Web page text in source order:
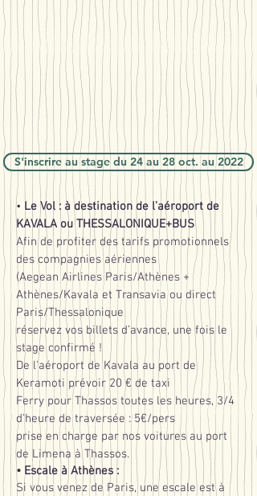
S'inscrire au stage du 24 au 28 oct. au 2022
• Le Vol : à destination de l’aéroport de
KAVALA ou THESSALONIQUE+BUS
Afin de profiter des tarifs promotionnels
des compagnies aériennes
(Aegean Airlines Paris/Athènes +
Athènes/Kavala et Transavia ou direct
Paris/Thessalonique
réservez vos billets d’avance, une fois le
stage confirmé !
De l'aéroport de Kavala au port de
Keramoti prévoir 20€ de taxi
Ferry pour Thassos toutes les heures, 3/4
d'heure de traversée : 5€/pers
prise en charge par nos voitures au port
de LimenaàThassos.
• Escale à Athènes :
Si vous venez de Paris, une escale est à